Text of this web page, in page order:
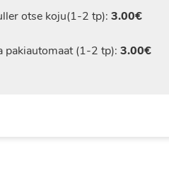
otse koju(1-2 tp): 3.00€
pakiautomaat (1-2 tp): 3.00€